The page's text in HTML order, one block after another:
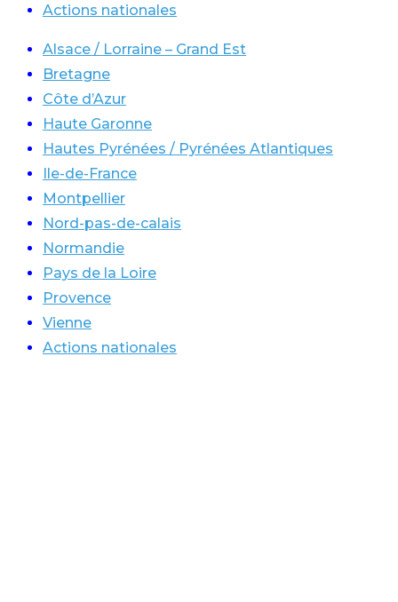
Actions nationales
Alsace / Lorraine – Grand Est
Bretagne
Côte d’Azur
Haute Garonne
Hautes Pyrénées / Pyrénées Atlantiques
Ile-de-France
Montpellier
Nord-pas-de-calais
Normandie
Pays de la Loire
Provence
Vienne
Actions nationales